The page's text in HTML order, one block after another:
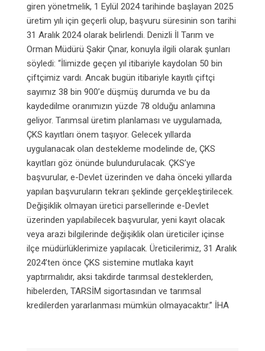
giren yönetmelik, 1 Eylül 2024 tarihinde başlayan 2025
üretim yılı için geçerli olup, başvuru süresinin son tarihi
31 Aralık 2024 olarak belirlendi. Denizli İl Tarım ve
Orman Müdürü Şakir Çınar, konuyla ilgili olarak şunları
söyledi: “İlimizde geçen yıl itibariyle kaydolan 50 bin
çiftçimiz vardı. Ancak bugün itibariyle kayıtlı çiftçi
sayımız 38 bin 900’e düşmüş durumda ve bu da
kaydedilme oranımızın yüzde 78 olduğu anlamına
geliyor. Tarımsal üretim planlaması ve uygulamada,
ÇKS kayıtları önem taşıyor. Gelecek yıllarda
uygulanacak olan destekleme modelinde de, ÇKS
kayıtları göz önünde bulundurulacak. ÇKS’ye
başvurular, e-Devlet üzerinden ve daha önceki yıllarda
yapılan başvuruların tekrarı şeklinde gerçekleştirilecek.
Değişiklik olmayan üretici parsellerinde e-Devlet
üzerinden yapılabilecek başvurular, yeni kayıt olacak
veya arazi bilgilerinde değişiklik olan üreticiler içinse
ilçe müdürlüklerimize yapılacak. Üreticilerimiz, 31 Aralık
2024’ten önce ÇKS sistemine mutlaka kayıt
yaptırmalıdır, aksi takdirde tarımsal desteklerden,
hibelerden, TARSİM sigortasından ve tarımsal
kredilerden yararlanması mümkün olmayacaktır.” İHA